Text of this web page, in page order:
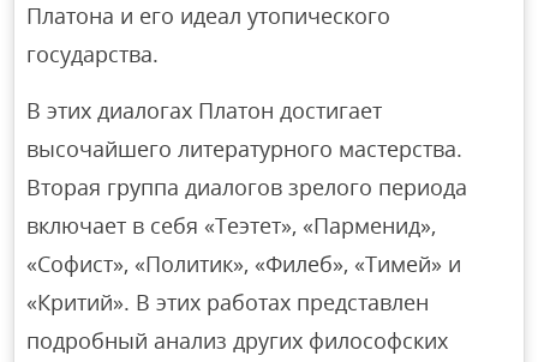
Платона и его идеал утопического
государства.
В этих диалогах Платон достигает
высочайшего литературного мастерства.
Вторая группа диалогов зрелого периода
включает в себя «Теэтет», «Парменид»,
«Софист», «Политик», «Филеб», «Тимей» и
«Критий». В этих работах представлен
подробный анализ других философских